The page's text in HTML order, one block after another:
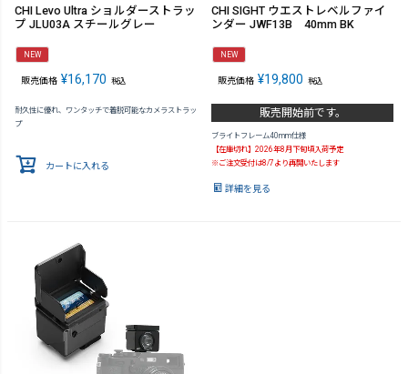
CHI Levo Ultra ショルダーストラッ
プ JLU03A スチールグレー
NEW
販売価格 ¥16,170 税込
耐久性に優れ、ワンタッチで着脱可能なカメラストラッ
プ
カートに入れる
CHI SIGHT ウエストレベルファイ
ンダー JWF13B 40mm BK
NEW
販売価格 ¥19,800 税込
販売開始前です。
ブライトフレーム40mm仕様
【在庫切れ】2026年8月下旬頃入荷予定
※ご注文受付は8/7より再開いたします
詳細を見る